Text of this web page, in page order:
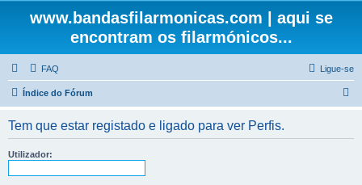
www.bandasfilarmonicas.com | aqui se
encontram os filarmónicos...
FAQ Ligue-se
Índice do Fórum
Tem que estar registado e ligado para ver Perfis.
Utilizador: